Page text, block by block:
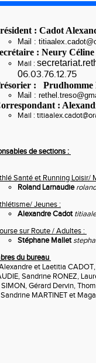
: Cadot
Mail :
: Neury Céline
Mail :
06.03.76.12.75
: Prudhomme
Mail :
:
Mail :
de sections :
Santé et Running Loisir/
Roland Larnaudie
Jeunes :
Alexandre Cadot
sur Route / Adultes :
Stéphane Mallet
du bureau
et Laetitia
Sandrine RONEZ,
Gérard Dervin,
MARTINET et